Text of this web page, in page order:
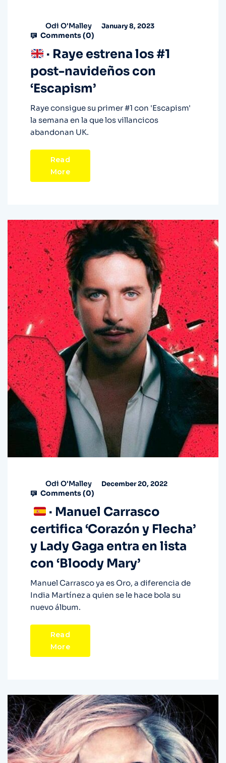
Odi O'Malley January 8, 2023
Comments (0)
· Raye estrena los #1
post-navideños con
‘Escapism’
Raye consigue su primer #1 con 'Escapism'
la semana en la que los villancicos
abandonan UK.
Read
More
Odi O'Malley December 20, 2022
Comments (0)
· Manuel Carrasco
certifica ‘Corazón y Flecha’
y Lady Gaga entra en lista
con ‘Bloody Mary’
Manuel Carrasco ya es Oro, a diferencia de
India Martínez a quien se le hace bola su
nuevo álbum.
Read
More